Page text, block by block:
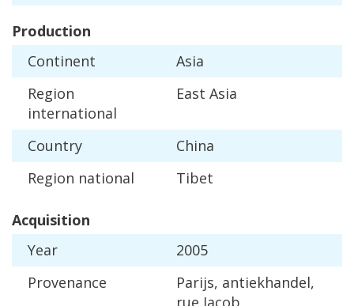
Production
Continent
Asia
Region
international
East Asia
Country
China
Region national Tibet
Acquisition
Year
2005
Provenance
Parijs, antiekhandel,